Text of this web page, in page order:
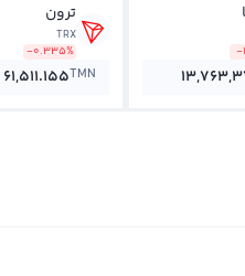
-
ترون
TRX
-0.335%
61,511.155TMN